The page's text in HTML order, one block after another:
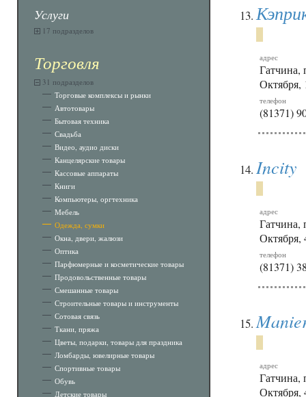
Услуги
17 подразделов
Торговля
31 подразделов
Торговые комплексы и рынки
Автотовары
Бытовая техника
Свадьба
Видео, аудио диски
Канцелярские товары
Кассовые аппараты
Книги
Компьютеры, оргтехника
Мебель
Одежда, сумки
Окна, двери, жалюзи
Оптика
Парфюмерные и косметические товары
Продовольственные товары
Смешанные товары
Строительные товары и инструменты
Сотовая связь
Ткани, пряжа
Цветы, подарки, товары для праздника
Ломбарды, ювелирные товары
Спортивные товары
Обувь
Детские товары
адрес
Гатчина,
Октября,
телефон
(81371)
Incity
адрес
Гатчина,
Октября,
телефон
(81371)
адрес
Гатчина,
Октября,